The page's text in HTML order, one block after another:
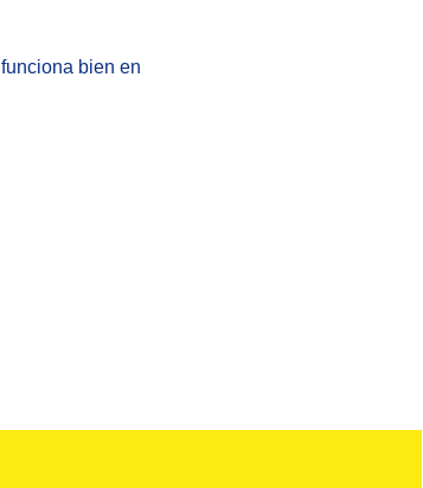
bien en